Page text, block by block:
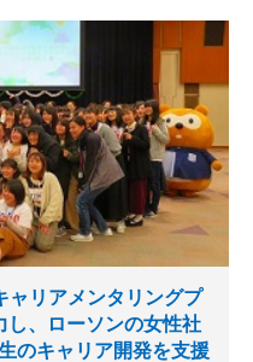
ャリアメンタリングプ
し、ローソンの女性社
のキャリア開発を支援